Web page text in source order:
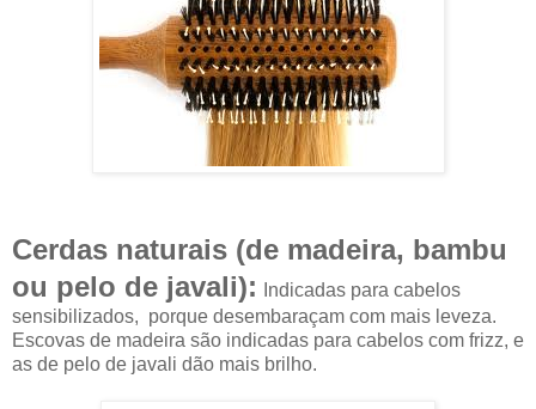
Cerdas naturais (de madeira, bambu
ou pelo de javali):
Indicadas para cabelos
sensibilizados, porque desembaraçam com mais leveza.
Escovas de madeira são indicadas para cabelos com frizz, e
as de pelo de javali dão mais brilho.